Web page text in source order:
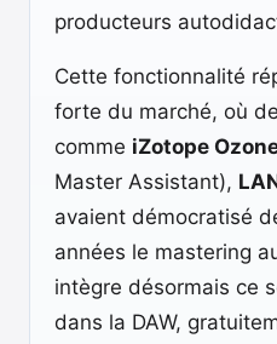
producteurs
Cette fonctionnalité
forte du marché, où
comme iZotope
Master Assistant),
avaient démocratisé
années le mastering
intègre désormais ce
dans la DAW,